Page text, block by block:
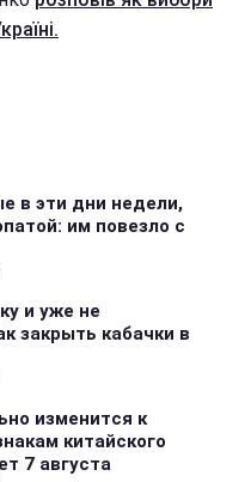
в эти дни недели,
им повезло с
и уже не
закрыть кабачки в
изменится к
китайского
7 августа